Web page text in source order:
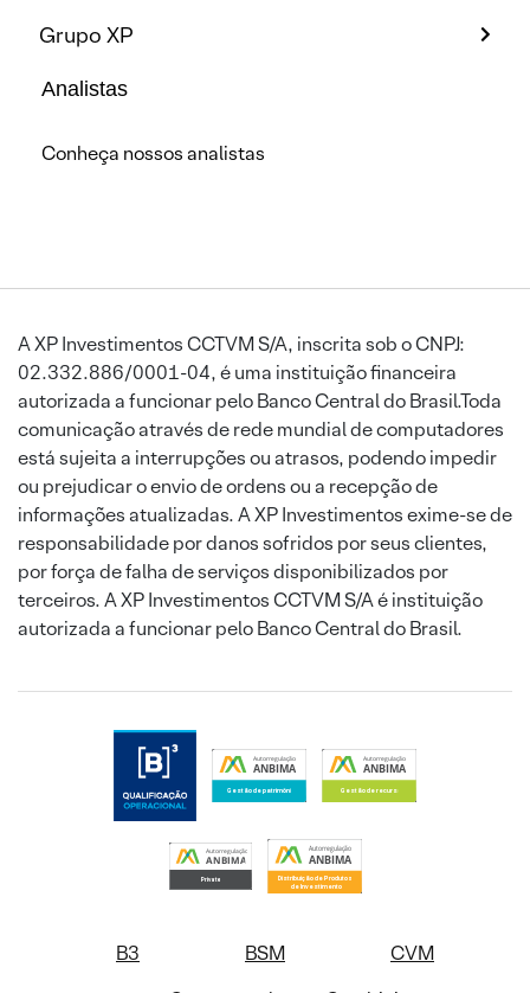
Grupo XP
Analistas
Conheça nossos analistas
A XP Investimentos CCTVM S/A, inscrita sob o CNPJ:
02.332.886/0001-04, é uma instituição financeira
autorizada a funcionar pelo Banco Central do Brasil.Toda
comunicação através de rede mundial de computadores
está sujeita a interrupções ou atrasos, podendo impedir
ou prejudicar o envio de ordens ou a recepção de
informações atualizadas. A XP Investimentos exime-se de
responsabilidade por danos sofridos por seus clientes,
por força de falha de serviços disponibilizados por
terceiros. A XP Investimentos CCTVM S/A é instituição
autorizada a funcionar pelo Banco Central do Brasil.
B3 BSM
CVM